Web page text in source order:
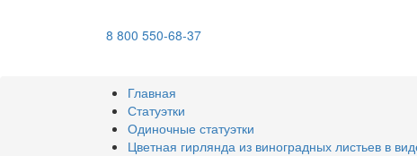
8 800 550-68-37
Главная
Статуэтки
Одиночные статуэтки
Цветная гирлянда из виноградных листьев в